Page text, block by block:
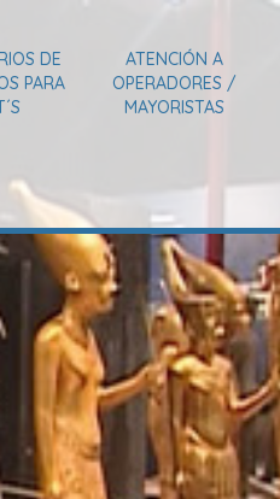
DE
PARA
ATENCIÓN A
OPERADORES /
MAYORISTAS